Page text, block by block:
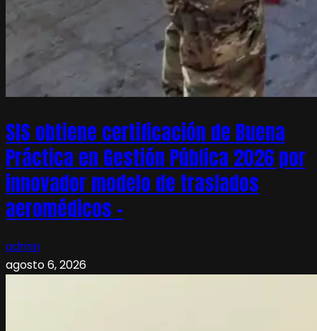
SIS obtiene certificación de Buena
Práctica en Gestión Pública 2026 por
innovador modelo de traslados
aeromédicos –
admin
agosto 6, 2026